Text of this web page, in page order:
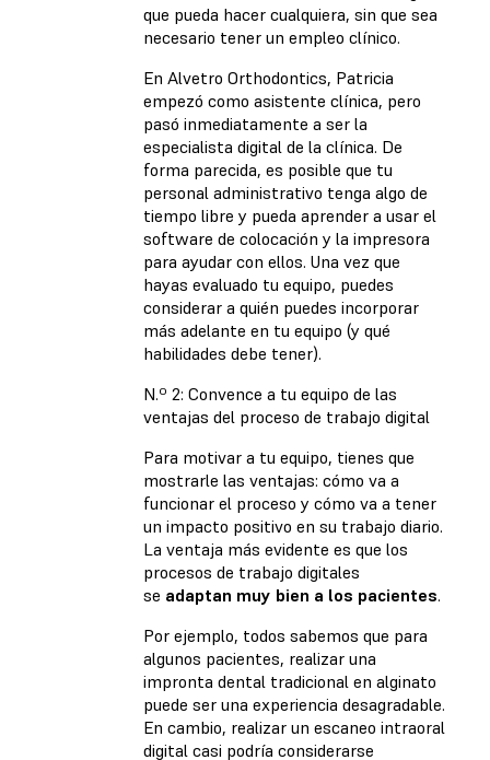
que pueda hacer cualquiera, sin que sea
necesario tener un empleo clínico.
En Alvetro Orthodontics, Patricia
empezó como asistente clínica, pero
pasó inmediatamente a ser la
especialista digital de la clínica. De
forma parecida, es posible que tu
personal administrativo tenga algo de
tiempo libre y pueda aprender a usar el
software de colocación y la impresora
para ayudar con ellos. Una vez que
hayas evaluado tu equipo, puedes
considerar a quién puedes incorporar
más adelante en tu equipo (y qué
habilidades debe tener).
N.º 2: Convence a tu equipo de las
ventajas del proceso de trabajo digital
Para motivar a tu equipo, tienes que
mostrarle las ventajas: cómo va a
funcionar el proceso y cómo va a tener
un impacto positivo en su trabajo diario.
La ventaja más evidente es que los
procesos de trabajo digitales
se adaptan muy bien a los pacientes.
Por ejemplo, todos sabemos que para
algunos pacientes, realizar una
impronta dental tradicional en alginato
puede ser una experiencia desagradable.
En cambio, realizar un escaneo intraoral
digital casi podría considerarse